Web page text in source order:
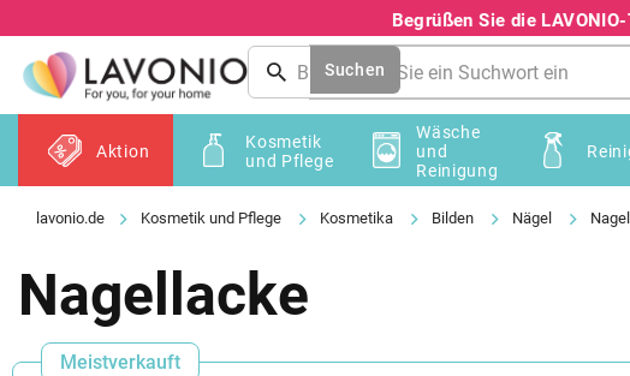
Inhalt
springen
Begrüßen Sie die
Suchen
Aktion
Kosmetik
und Pflege
Wäsche
und
Reinigung
Kosmetik und Pflege Kosmetika Bilden Nägel
Nagellacke
Meistverkauft